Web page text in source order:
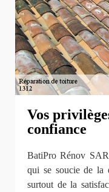
Vos
confiance
BatiPro Rénov
qui se soucie de la
surtout de la